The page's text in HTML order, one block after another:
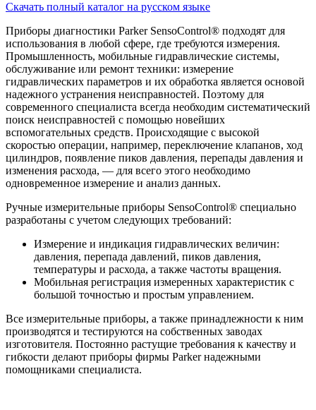
Скачать полный каталог на русском языке
Приборы диагностики Parker SensoControl® подходят для
использования в любой сфере, где требуются измерения.
Промышленность, мобильные гидравлические системы,
обслуживание или ремонт техники: измерение
гидравлических параметров и их обработка является основой
надежного устранения неисправностей. Поэтому для
современного специалиста всегда необходим систематический
поиск неисправностей с помощью новейших
вспомогательных средств. Происходящие с высокой
скоростью операции, например, переключение клапанов, ход
цилиндров, появление пиков давления, перепады давления и
изменения расхода, — для всего этого необходимо
одновременное измерение и анализ данных.
Ручные измерительные приборы SensoControl® специально
разработаны с учетом следующих требований:
Измерение и индикация гидравлических величин:
давления, перепада давлений, пиков давления,
температуры и расхода, а также частоты вращения.
Мобильная регистрация измеренных характеристик с
большой точностью и простым управлением.
Все измерительные приборы, а также принадлежности к ним
производятся и тестируются на собственных заводах
изготовителя. Постоянно растущие требования к качеству и
гибкости делают приборы фирмы Parker надежными
помощниками специалиста.